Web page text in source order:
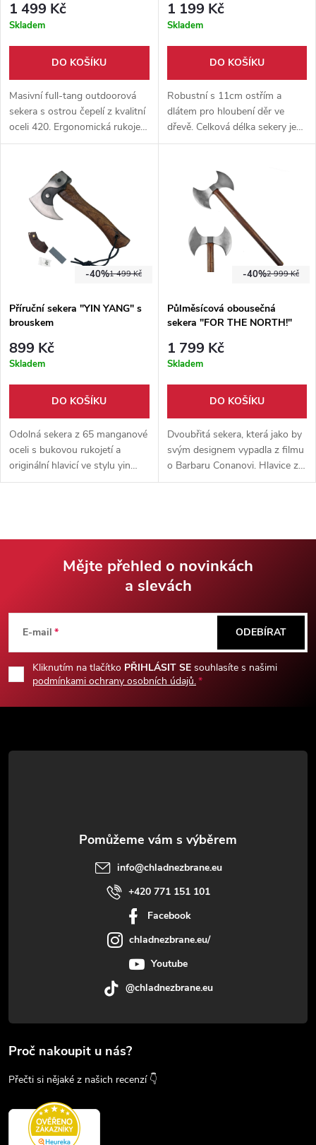
1 499 Kč
Skladem
DO KOŠÍKU
Masivní full-tang outdoorová
sekera s ostrou čepelí z kvalitní
oceli 420. Ergonomická rukojeť
s protiskluzovým vzorem je z
nylonovým pouzdrem s
možností zavěšení na opasek.
1 199 Kč
Skladem
DO KOŠÍKU
Robustní s 11cm ostřím a
dlátem pro hloubení děr ve
dřevě. Celková délka sekery je
40 cm. Topůrko sekery je
broskvoňového dřeva. Ocel
2cr13, součástí je i nylonové
pouzdro.
1 499 Kč
-40%
Příruční sekera "YIN YANG" s
brouskem
899 Kč
Skladem
DO KOŠÍKU
Odolná sekera z 65 manganové
oceli s bukovou rukojetí a
originální hlavicí ve stylu yin
yang. Hmotnost 900 g,
2 999 Kč
-40%
Půlměsícová obousečná
sekera "FOR THE NORTH!"
1 799 Kč
Skladem
DO KOŠÍKU
Dvoubřitá sekera, která jako by
svým designem vypadla z filmu
o Barbaru Conanovi. Hlavice z
uhlíkové oceli 420-C, upevněna
p
a
Mějte přehled o novinkách
a slevách
E-mail
Kliknutím na tlačítko PŘIHLÁSIT SE souhlasíte s našimi
podmínkami ochrany osobních údajů.
ODEBÍRAT
info@chladnezbrane.eu
+420 771 151 101
Facebook
chladnezbrane.eu/
Youtube
@chladnezbrane.eu
Proč nakoupit u nás?
Přečti si nějaké z našich recenzí 👇